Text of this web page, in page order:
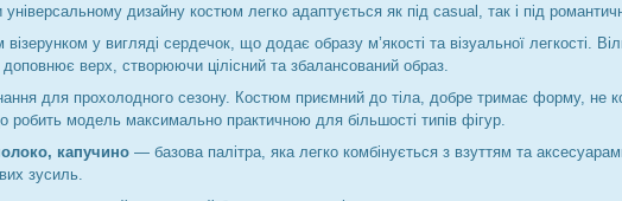
дизайну костюм легко адаптується як під casual, так і під
візерунком у вигляді сердечок, що додає образу м’якості та візуальної легкості.
верх, створюючи цілісний та збалансований образ.
для прохолодного сезону. Костюм приємний до тіла, добре тримає форму, не
робить модель максимально практичною для більшості типів фігур.
капучино — базова палітра, яка легко комбінується з взуттям та
зусиль.